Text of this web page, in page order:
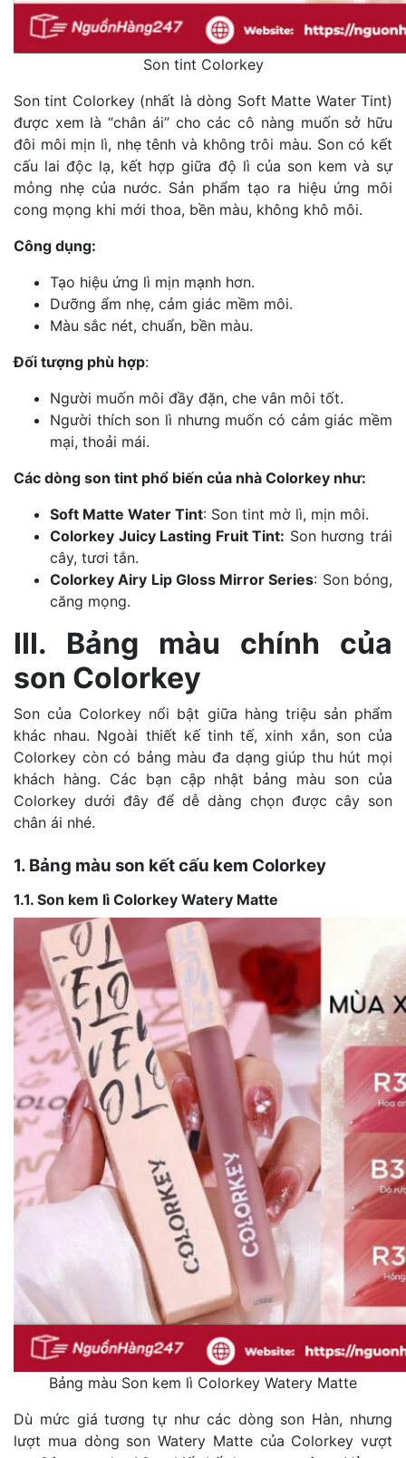
Son tint Colorkey
Son tint Colorkey (nhất là dòng Soft Matte Water Tint)
được xem là “chân ái” cho các cô nàng muốn sở hữu
đôi môi mịn lì, nhẹ tênh và không trôi màu. Son có kết
cấu lai độc lạ, kết hợp giữa độ lì của son kem và sự
mỏng nhẹ của nước. Sản phẩm tạo ra hiệu ứng môi
cong mọng khi mới thoa, bền màu, không khô môi.
Công dụng:
Tạo hiệu ứng lì mịn mạnh hơn.
Dưỡng ẩm nhẹ, cảm giác mềm môi.
Màu sắc nét, chuẩn, bền màu.
Đối tượng phù hợp:
Người muốn môi đầy đặn, che vân môi tốt.
Người thích son lì nhưng muốn có cảm giác mềm
mại, thoải mái.
Các dòng son tint phổ biến của nhà Colorkey như:
Soft Matte Water Tint: Son tint mờ lì, mịn môi.
Colorkey Juicy Lasting Fruit Tint: Son hương trái
cây, tươi tắn.
Colorkey Airy Lip Gloss Mirror Series: Son bóng,
căng mọng.
III. Bảng màu chính của
son Colorkey
Son của Colorkey nổi bật giữa hàng triệu sản phẩm
khác nhau. Ngoài thiết kế tinh tế, xinh xắn, son của
Colorkey còn có bảng màu đa dạng giúp thu hút mọi
khách hàng. Các bạn cập nhật bảng màu son của
Colorkey dưới đây để dễ dàng chọn được cây son
chân ái nhé.
1. Bảng màu son kết cấu kem Colorkey
1.1. Son kem lì Colorkey Watery Matte
Bảng màu Son kem lì Colorkey Watery Matte
Dù mức giá tương tự như các dòng son Hàn, nhưng
lượt mua dòng son Watery Matte của Colorkey vượt